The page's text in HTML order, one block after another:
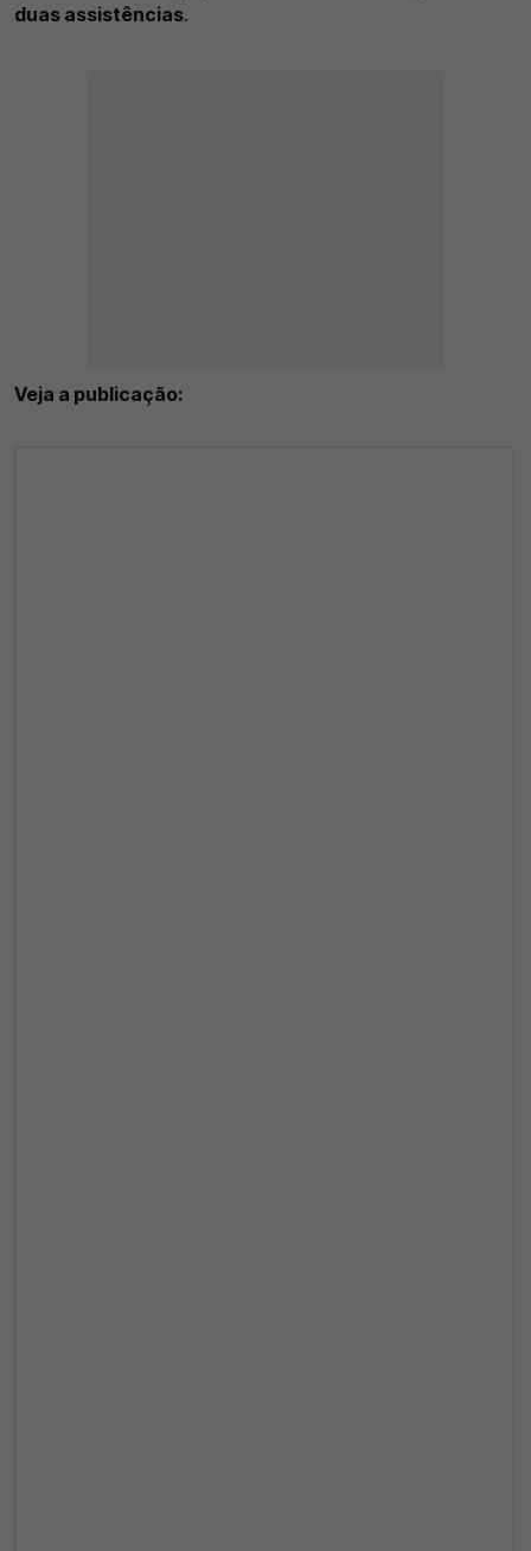
duas assistências.
Veja a publicação: